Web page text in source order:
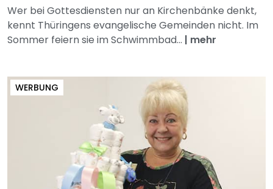
Wer bei Gottesdiensten nur an Kirchenbänke denkt,
kennt Thüringens evangelische Gemeinden nicht. Im
Sommer feiern sie im Schwimmbad... | mehr
WERBUNG